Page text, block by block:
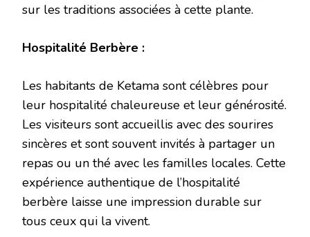
sur les traditions associées à cette plante.
Hospitalité Berbère :
Les habitants de Ketama sont célèbres pour
leur hospitalité chaleureuse et leur générosité.
Les visiteurs sont accueillis avec des sourires
sincères et sont souvent invités à partager un
repas ou un thé avec les familles locales. Cette
expérience authentique de l’hospitalité
berbère laisse une impression durable sur
tous ceux qui la vivent.